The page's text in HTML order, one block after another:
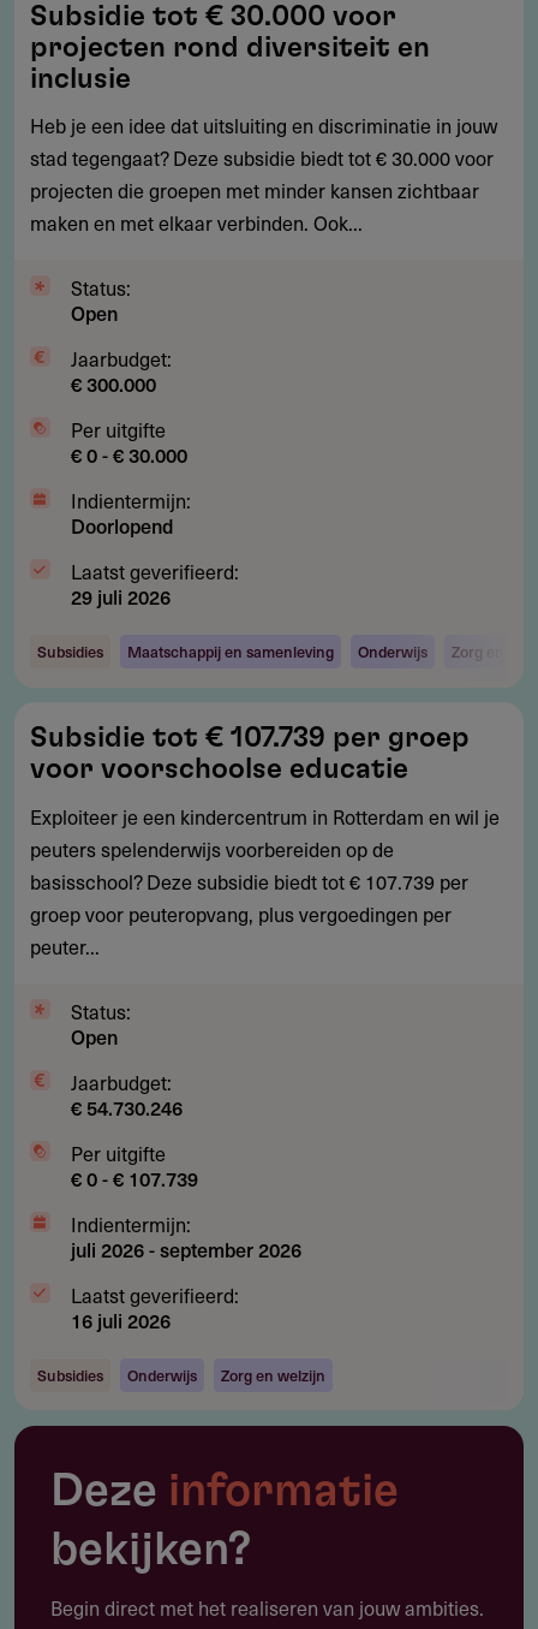
tot
€
30.000
voor
projecten
rond
diversiteit
inclusie
Subsidie tot € 30.000 voor
projecten rond diversiteit en
inclusie
Heb je een idee dat uitsluiting en discriminatie in jouw
stad tegengaat? Deze subsidie biedt tot € 30.000 voor
projecten die groepen met minder kansen zichtbaar
maken en met elkaar verbinden. Ook...
Status:
Open
Jaarbudget:
€ 300.000
Per uitgifte
€ 0 - € 30.000
Indientermijn:
Doorlopend
Laatst geverifieerd:
29 juli 2026
Subsidies Maatschappij en samenleving Onderwijs Zorg en
tot
€
107.739
per
groep
voor
voorschoolse
Subsidie tot € 107.739 per groep
voor voorschoolse educatie
Exploiteer je een kindercentrum in Rotterdam en wil je
peuters spelenderwijs voorbereiden op de
basisschool? Deze subsidie biedt tot € 107.739 per
groep voor peuteropvang, plus vergoedingen per
peuter...
Status:
Open
Jaarbudget:
€ 54.730.246
Per uitgifte
€ 0 - € 107.739
Indientermijn:
juli 2026-september 2026
Laatst geverifieerd:
16 juli 2026
Subsidies Onderwijs Zorg en welzijn
Deze informatie
bekijken?
Begin direct met het realiseren van jouw ambities.